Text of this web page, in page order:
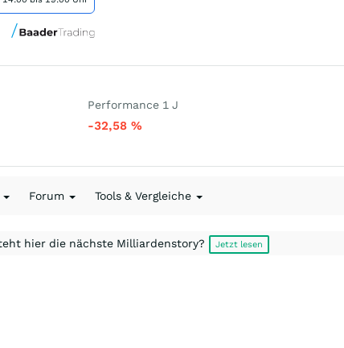
Performance 1 J
-32,58 %
Forum Tools & Vergleiche
hier die nächste Milliardenstory? Jetzt lesen